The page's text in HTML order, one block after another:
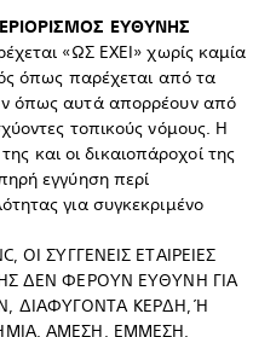
ΕΥΘΥΝΗΣ
«ΩΣ ΕΧΕΙ» χωρίς καμία
όπως παρέχεται από τα
όπως αυτά απορρέουν από
τοπικούς νόμους. Η
και οι δικαιοπάροχοί της
εγγύηση περί
για συγκεκριμένο
ΟΙ ΣΥΓΓΕΝΕΙΣ ΕΤΑΙΡΕΙΕΣ
ΔΕΝ ΦΕΡΟΥΝ ΕΥΘΥΝΗ ΓΙΑ
ΔΙΑΦΥΓΟΝΤΑ ΚΕΡΔΗ, Ή
ΑΜΕΣΗ, ΕΜΜΕΣΗ,